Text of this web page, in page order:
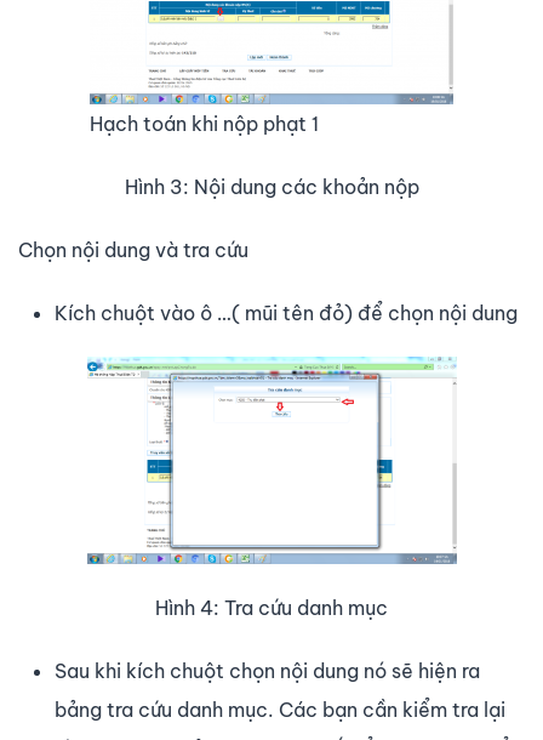
Hạch toán khi nộp phạt 1
Hình 3: Nội dung các khoản nộp
Chọn nội dung và tra cứu
Kích chuột vào ô …( mũi tên đỏ) để chọn nội dung
Hình 4: Tra cứu danh mục
Sau khi kích chuột chọn nội dung nó sẽ hiện ra
bảng tra cứu danh mục. Các bạn cần kiểm tra lại